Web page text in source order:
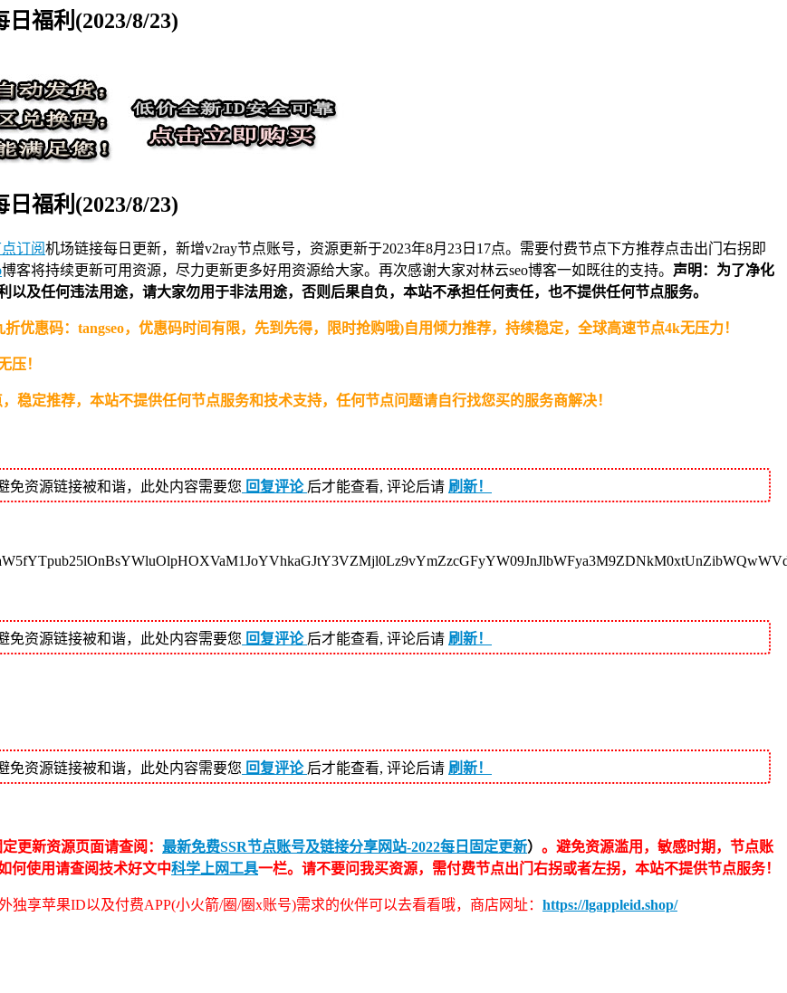
福利(2023/8/23)
日福利(2023/8/23)
订阅机场链接每日更新，新增v2ray节点账号，资源更新于2023年8月23日17点。需要付费节点下方推荐点击出门右拐即
博客将持续更新可用资源，尽力更新更多好用资源给大家。再次感谢大家对林云seo博客一如既往的支持。 声明：为了净化
及任何违法用途，请大家勿用于非法用途，否则后果自负，本站不承担任何责任，也不提供任何节点服务。
折优惠码：tangseo，优惠码时间有限，先到先得，限时抢购哦)自用倾力推荐，持续稳定，全球高速节点4k无压力！
压！
稳定推荐，本站不提供任何节点服务和技术支持，任何节点问题请自行找您买的服务商解决！
免资源链接被和谐，此处内容需要您 回复评论 后才能查看, 评论后请 刷新！
免资源链接被和谐，此处内容需要您 回复评论 后才能查看, 评论后请 刷新！
免资源链接被和谐，此处内容需要您 回复评论 后才能查看, 评论后请 刷新！
更新资源页面请查阅： 最新免费SSR节点账号及链接分享网站-2022每日固定更新） 。避免资源滥用，敏感时期，节点账
何使用请查阅技术好文中科学上网工具一栏。请不要问我买资源，需付费节点出门右拐或者左拐，本站不提供节点服务！
享苹果ID以及付费APP(小火箭/圈/圈x账号)需求的伙伴可以去看看哦，商店网址： https://lgappleid.shop/